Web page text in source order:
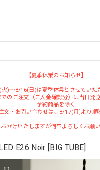
【夏季休業のお知らせ】
)～8/16(日)は夏季休業とさせていた
のご注文（ご入金確認分）は当日発
予約商品を除く
文・お問い合わせは、8/17(月)より順
かけいたしますが何卒よろしくお願い
E26 Noir [BIG TUBE]